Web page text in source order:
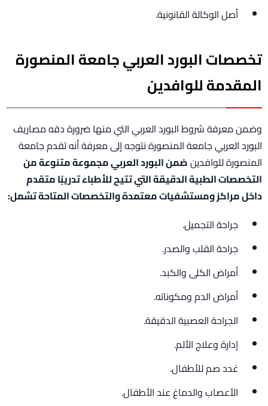
أصل الوكالة القانونية.
تخصصات البورد العربي جامعة المنصورة
المقدمة للوافدين
وضمن معرفة شروط البورد العربي التي منها ضرورة دقه مصاريف
البورد العربي جامعة المنصورة نتوجه إلى معرفة أنه تقدم جامعة
المنصورة للوافدينضمن البورد العربي مجموعة متنوعة من
التخصصات الطبية الدقيقة التي تتيح للأطباء تدريبًا متقدم
داخل مراكز ومستشفيات معتمدة والتخصصات المتاحة تشمل:
جراحة التجميل.
جراحة القلب والصدر.
أمراض الكلى والكبد.
أمراض الدم ومكوناته.
الجراحة العصبية الدقيقة.
إدارة وعلاج الألم.
غدد صم للأطفال.
الأعصاب والدماغ عند الأطفال.